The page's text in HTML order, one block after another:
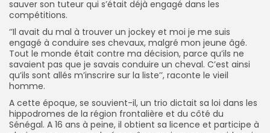
sauver son tuteur qui s’était déjà engagé dans les
compétitions.
‘’Il avait du mal à trouver un jockey et moi je me suis
engagé à conduire ses chevaux, malgré mon jeune âgé.
Tout le monde était contre ma décision, parce qu’ils ne
savaient pas que je savais conduire un cheval. C’est ainsi
qu’ils sont allés m’inscrire sur la liste’’, raconte le vieil
homme.
A cette époque, se souvient-il, un trio dictait sa loi dans les
hippodromes de la région frontalière et du côté du
Sénégal. A 16 ans à peine, il obtient sa licence et participe à